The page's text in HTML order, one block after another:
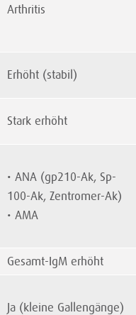
Arthritis
Erhöht (stabil)
Stark erhöht
• ANA (gp210-Ak, Sp-
100-Ak, Zentromer-Ak)
• AMA
Gesamt-IgM erhöht
Ja (kleine Gallengänge)